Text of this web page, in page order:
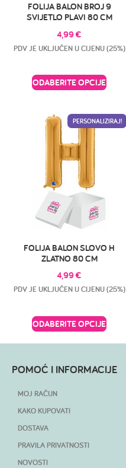
FOLIJA BALON BROJ 9
SVIJETLO PLAVI 80 CM
4,99€
PDV JE UKLJUČEN U CIJENU (25%)
ODABERITE OPCIJE
PERSONALIZIRAJ!
FOLIJA BALON SLOVO H
ZLATNO 80 CM
4,99€
PDV JE UKLJUČEN U CIJENU (25%)
ODABERITE OPCIJE
POMOĆ I INFORMACIJE
MOJ RAČUN
KAKO KUPOVATI
DOSTAVA
PRAVILA PRIVATNOSTI
NOVOSTI